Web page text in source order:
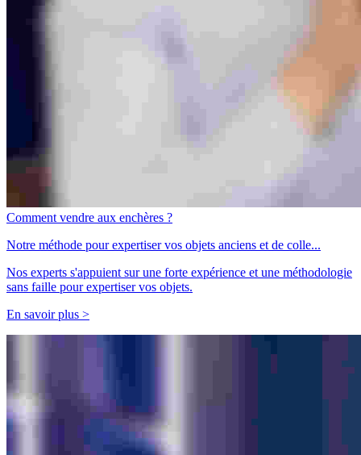
Comment vendre aux enchères ?
Notre méthode pour expertiser vos objets anciens et de colle...
Nos experts s'appuient sur une forte expérience et une méthodologie
sans faille pour expertiser vos objets.
En savoir plus >